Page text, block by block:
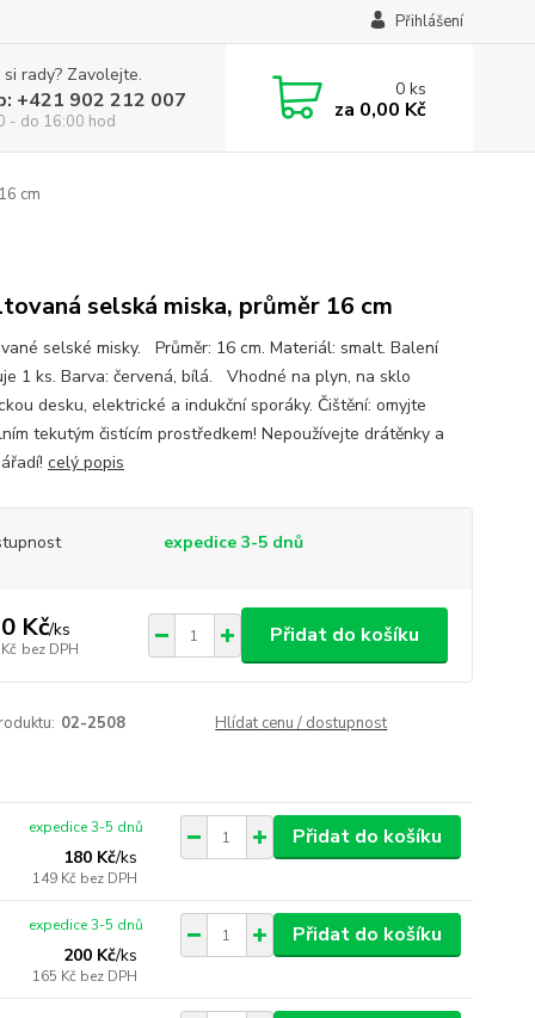
Přihlášení
rady? Zavolejte.
+421 902 212 007
- do 16:00 hod
0ks
za 0,00 Kč
cm
selská miska, průměr 16 cm
selské misky. Průměr: 16 cm. Materiál: smalt. Balení
1 ks. Barva: červená, bílá. Vhodné na plyn, na sklo
desku, elektrické a indukční sporáky. Čištění: omyjte
tekutým čistícím prostředkem! Nepoužívejte drátěnky a
celý popis
expedice 3-5 dnů
Kč/ks
bez DPH
Přidat do košíku
02-2508 Hlídat cenu / dostupnost
180 Kč/ks
149 Kč bez DPH
expedice 3-5 dnů Přidat do košíku
200 Kč/ks
165 Kč bez DPH
expedice 3-5 dnů Přidat do košíku